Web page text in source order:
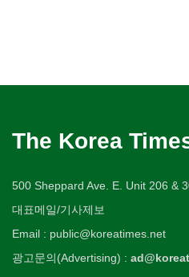
The Korea
500 Sheppard Ave. E. Unit 206 &
대표메일/기사제보
Email : public@koreatimes.net
광고문의(Advertising) :